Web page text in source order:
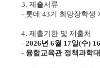
3. 제출서류
- 롯데 43기 희망장학생
4. 제출기한 및 제출처
- 2026년 6월 17일(수)
- 융합교육관 정책과학